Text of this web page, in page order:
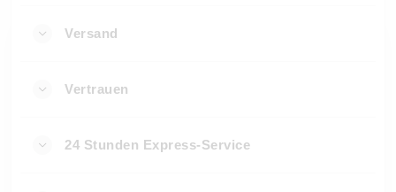
Versand
Vertrauen
24 Stunden Express-Service